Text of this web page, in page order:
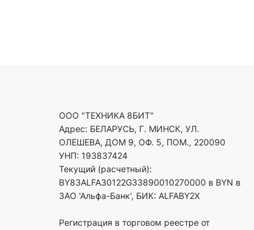
ООО "ТЕХНИКА 8БИТ"
Адрес: БЕЛАРУСЬ, Г. МИНСК, УЛ.
ОЛЕШЕВА, ДОМ 9, ОФ. 5, ПОМ., 220090
УНП: 193837424
Текущий (расчетный):
BY83ALFA30122G33890010270000 в BYN в
ЗАО 'Альфа-Банк', БИК: ALFABY2X
Регистрация в торговом реестре от